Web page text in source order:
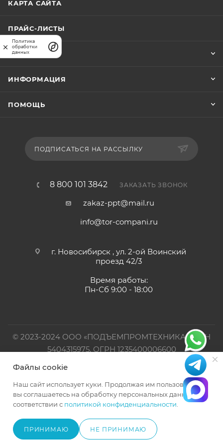
КАРТА САЙТА
ПРАЙС-ЛИСТЫ
КОМПАНИЯ
ИНФОРМАЦИЯ
ПОМОЩЬ
ПОДПИСАТЬСЯ НА РАССЫЛКУ
8 800 101 3842 ЗАКАЗАТЬ ЗВОНОК
zakaz-ppt@mail.ru
info@tor-compani.ru
г. Новосибирск , ул. 2-ой Воинский
проезд 42/3
Время работы:
Пн-Сб 9:00 - 18:00
© 2023-2024 ООО «ПОДЪЕМПРОМТЕХНИКА». ИНН
5404315975, ОГРН 1235400006600
Официальный представитель TOR INDUSTRIES
Файлы cookie
Наш сайт использует куки. Продолжая им пользоваться,
вы соглашаетесь на обработку персональных данных в
соответствии с политикой конфиденциальности
ПРИНИМАЮ НЕ ПРИНИМАЮ
Политика
обработки
данных